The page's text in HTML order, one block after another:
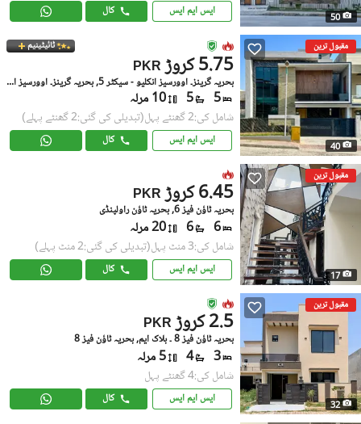
50 ایس ایم ایس کال
مقبول ترین
40
ٹائیٹینیم
PKR 5.75 کروڑ
بحریہ گرینز۔ اوورسیز انکلیو - سیکٹر 5, بحریہ گرینز۔ اوورسیز انکلیو
5
5 10 مرلہ
شامل کی:2 گھنٹے پہل (تبدیلی کی گئی:2 گھنٹے پہلے)
ایس ایم ایس کال
مقبول ترین
17
PKR 6.45 کروڑ
بحریہ ٹاؤن فیز 6, بحریہ ٹاؤن راولپنڈی
6
6 20 مرلہ
شامل کی:3 منٹ پہل (تبدیلی کی گئی:2 منٹ پہلے)
ایس ایم ایس کال
مقبول ترین
32
PKR 2.5 کروڑ
بحریہ ٹاؤن فیز 8 ۔ بلاک ایم, بحریہ ٹاؤن فیز 8
3
4 5 مرلہ
شامل کی:4 گھنٹے پہل
ایس ایم ایس کال